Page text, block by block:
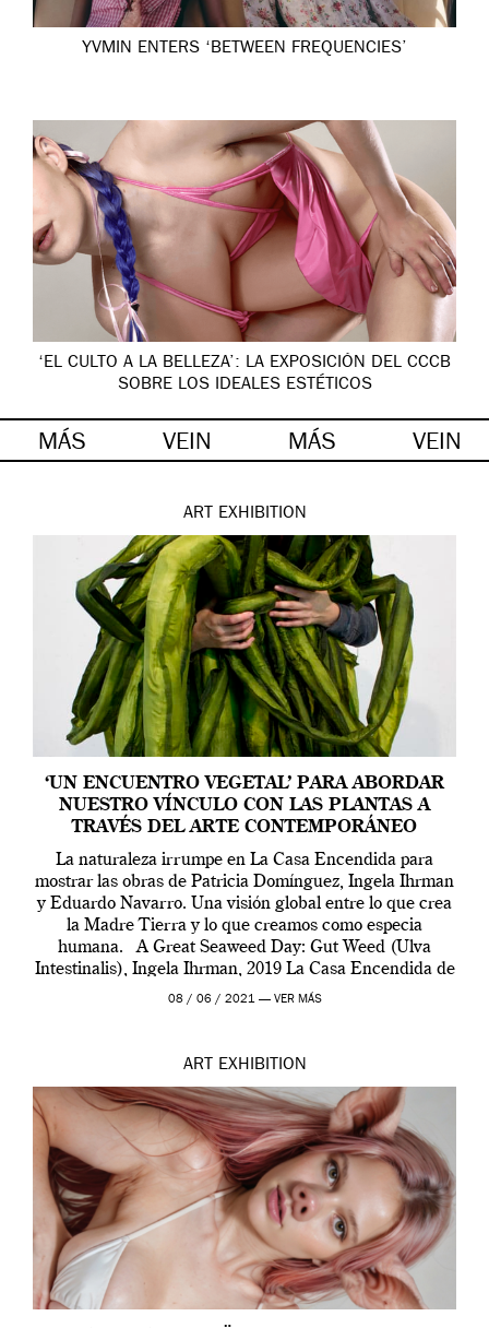
YVMIN ENTERS ‘BETWEEN FREQUENCIES’
‘EL CULTO A LA BELLEZA’: LA EXPOSICIÓN DEL CCCB
SOBRE LOS IDEALES ESTÉTICOS
MÁS VEIN MÁS VEIN
ART EXHIBITION
‘UN ENCUENTRO VEGETAL’ PARA ABORDAR
NUESTRO VÍNCULO CON LAS PLANTAS A
TRAVÉS DEL ARTE CONTEMPORÁNEO
La naturaleza irrumpe en La Casa Encendida para
mostrar las obras de Patricia Domínguez, Ingela Ihrman
y Eduardo Navarro. Una visión global entre lo que crea
la Madre Tierra y lo que creamos como especia
humana. A Great Seaweed Day: Gut Weed (Ulva
Intestinalis), Ingela Ihrman, 2019 La Casa Encendida de
Madrid y la Wellcome […]
08 / 06 / 2021 — VER MÁS
ART EXHIBITION